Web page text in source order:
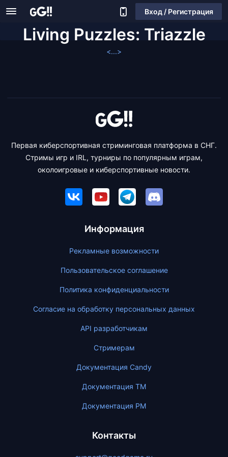
Вход / Регистрация
Living Puzzles: Triazzle
<...>
Первая киберспортивная стриминговая платформа в СНГ.
Стримы игр и IRL, турниры по популярным играм,
околоигровые и киберспортивные новости.
Информация
Рекламные возможности
Пользовательское соглашение
Политика конфиденциальности
Согласие на обработку персональных данных
API разработчикам
Стримерам
Документация Candy
Документация ТМ
Документация PM
Контакты